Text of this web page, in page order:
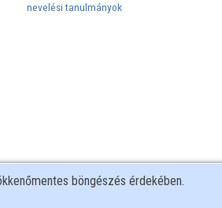
nevelési tanulmányok
böngészés érdekében.